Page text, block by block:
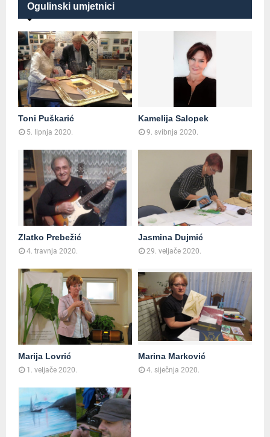
Ogulinski umjetnici
Toni Puškarić
5. lipnja 2020.
Kamelija Salopek
9. svibnja 2020.
Zlatko Prebežić
4. travnja 2020.
Jasmina Dujmić
29. veljače 2020.
Marija Lovrić
1. veljače 2020.
Marina Marković
4. siječnja 2020.